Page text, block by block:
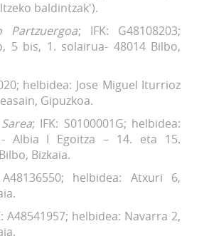
baldintzak').
Partzuergoa; IFK: G48108203;
5 bis, 1. solairua- 48014 Bilbo,
helbidea: Jose Miguel Iturrioz
Gipuzkoa.
; IFK: S0100001G; helbidea:
Albia I Egoitza – 14. eta 15.
Bizkaia.
helbidea: Atxuri 6,
A48541957; helbidea: Navarra 2,